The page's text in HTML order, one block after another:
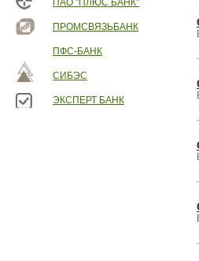
ПАО "ПЛЮС БАНК"
ПРОМСВЯЗЬБАНК
ПФС-БАНК
СИБЭС
ЭКСПЕРТ БАНК